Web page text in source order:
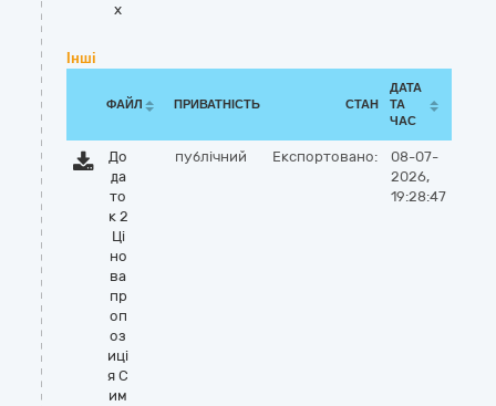
x
Інші
ФАЙЛ ПРИВАТНІСТЬ СТАН
ДАТА
ТА
ЧАС
До
да
то
к 2
Ці
но
ва
пр
оп
оз
иці
я С
им
публічний Експортовано:
08-07-
2026,
19:28:47